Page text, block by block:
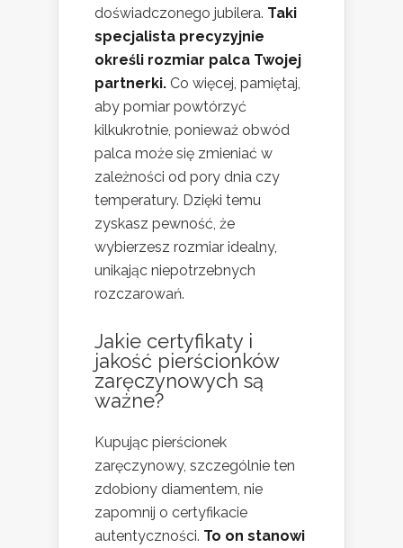
doświadczonego jubilera. Taki
specjalista precyzyjnie
określi rozmiar palca Twojej
partnerki. Co więcej, pamiętaj,
aby pomiar powtórzyć
kilkukrotnie, ponieważ obwód
palca może się zmieniać w
zależności od pory dnia czy
temperatury. Dzięki temu
zyskasz pewność, że
wybierzesz rozmiar idealny,
unikając niepotrzebnych
rozczarowań.
Jakie certyfikaty i
jakość pierścionków
zaręczynowych są
ważne?
Kupując pierścionek
zaręczynowy, szczególnie ten
zdobiony diamentem, nie
zapomnij o certyfikacie
autentyczności. To on stanowi